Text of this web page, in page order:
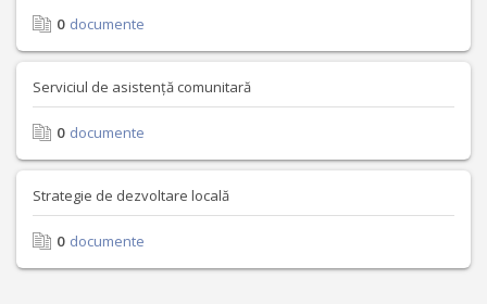
0 documente
Serviciul de asistență comunitară
0 documente
Strategie de dezvoltare locală
0 documente